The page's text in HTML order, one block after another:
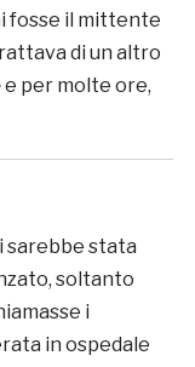
fosse il mittente
di un altro
e per molte ore,
sarebbe stata
soltanto
i
in ospedale